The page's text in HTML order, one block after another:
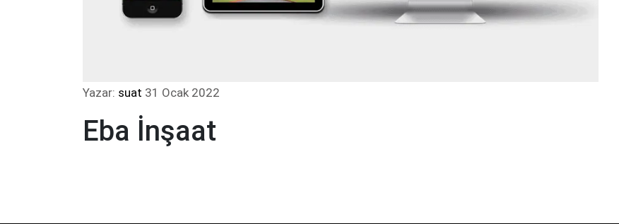
Yazar: suat 31 Ocak 2022
Eba İnşaat